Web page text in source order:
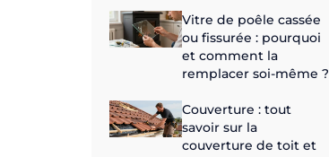
Vitre de poêle cassée
ou fissurée : pourquoi
et comment la
remplacer soi-même ?
Couverture : tout
savoir sur la
couverture de toit et